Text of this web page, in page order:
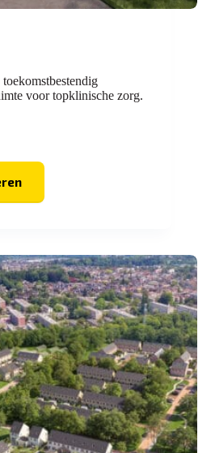
voor topklinische zorg.